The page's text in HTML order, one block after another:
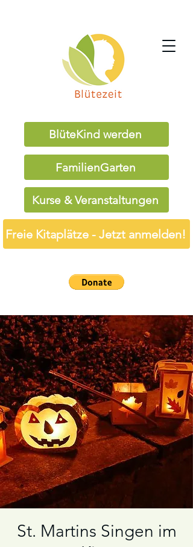
BlüteKind werden
FamilienGarten
Kurse & Veranstaltungen
Freie Kitaplätze - Jetzt anmelden!
St. Martins Singen im